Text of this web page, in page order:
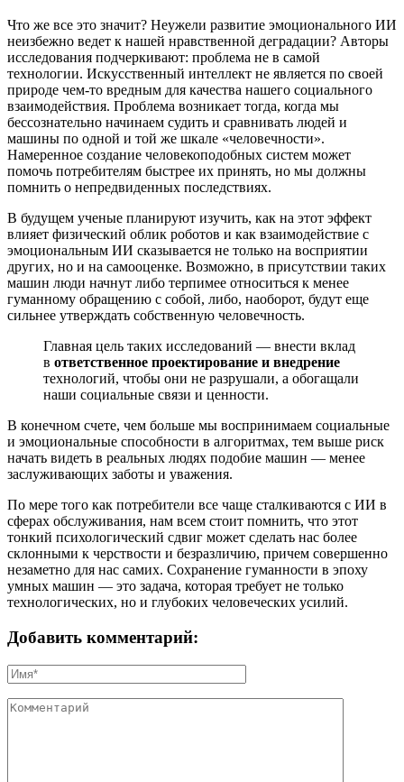
Что же все это значит? Неужели развитие эмоционального ИИ
неизбежно ведет к нашей нравственной деградации? Авторы
исследования подчеркивают: проблема не в самой
технологии. Искусственный интеллект не является по своей
природе чем-то вредным для качества нашего социального
взаимодействия. Проблема возникает тогда, когда мы
бессознательно начинаем судить и сравнивать людей и
машины по одной и той же шкале «человечности».
Намеренное создание человекоподобных систем может
помочь потребителям быстрее их принять, но мы должны
помнить о непредвиденных последствиях.
В будущем ученые планируют изучить, как на этот эффект
влияет физический облик роботов и как взаимодействие с
эмоциональным ИИ сказывается не только на восприятии
других, но и на самооценке. Возможно, в присутствии таких
машин люди начнут либо терпимее относиться к менее
гуманному обращению с собой, либо, наоборот, будут еще
сильнее утверждать собственную человечность.
Главная цель таких исследований — внести вклад
в ответственное проектирование и внедрение
технологий, чтобы они не разрушали, а обогащали
наши социальные связи и ценности.
В конечном счете, чем больше мы воспринимаем социальные
и эмоциональные способности в алгоритмах, тем выше риск
начать видеть в реальных людях подобие машин — менее
заслуживающих заботы и уважения.
По мере того как потребители все чаще сталкиваются с ИИ в
сферах обслуживания, нам всем стоит помнить, что этот
тонкий психологический сдвиг может сделать нас более
склонными к черствости и безразличию, причем совершенно
незаметно для нас самих. Сохранение гуманности в эпоху
умных машин — это задача, которая требует не только
технологических, но и глубоких человеческих усилий.
Добавить комментарий: